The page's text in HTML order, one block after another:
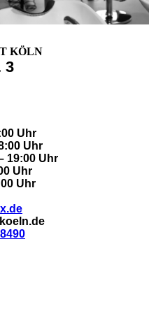
KÖLN
3
Uhr
Uhr
19:00 Uhr
Uhr
Uhr